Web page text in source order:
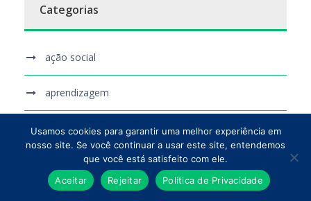
Categorias
ação social
aprendizagem
Coronavírus
Usamos cookies para garantir uma melhor experiência em
nosso site. Se você continuar a usar este site, entendemos
que você está satisfeito com ele.
Aceitar
Rejeitar Política de Privacidade